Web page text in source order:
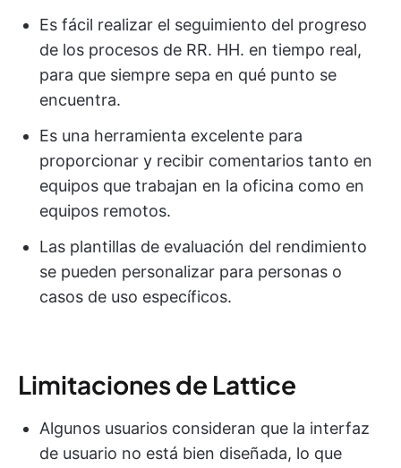
Es fácil realizar el seguimiento del progreso
de los procesos de RR. HH. en tiempo real,
para que siempre sepa en qué punto se
encuentra.
Es una herramienta excelente para
proporcionar y recibir comentarios tanto en
equipos que trabajan en la oficina como en
equipos remotos.
Las plantillas de evaluación del rendimiento
se pueden personalizar para personas o
casos de uso específicos.
Limitaciones de Lattice
Algunos usuarios consideran que la interfaz
de usuario no está bien diseñada, lo que